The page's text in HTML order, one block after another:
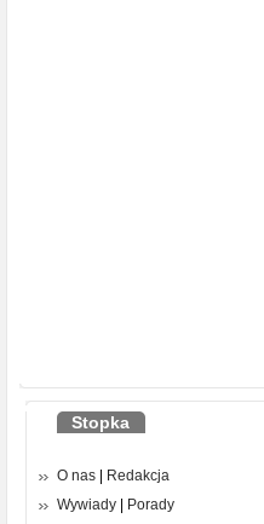
Stopka
O nas
Redakcja
Wywiady
Porady